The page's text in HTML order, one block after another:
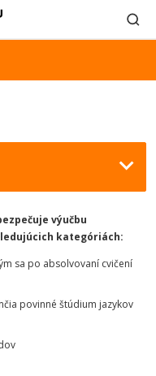
výučbu
kategóriách:
sa po absolvovaní cvičení
povinné štúdium jazykov